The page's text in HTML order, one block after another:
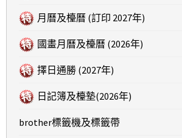
月曆及檯曆 (訂印 2027年)
國畫月曆及檯曆 (2026年)
擇日通勝 (2027年)
日記簿及檯墊(2026年)
brother標籤機及標籤帶